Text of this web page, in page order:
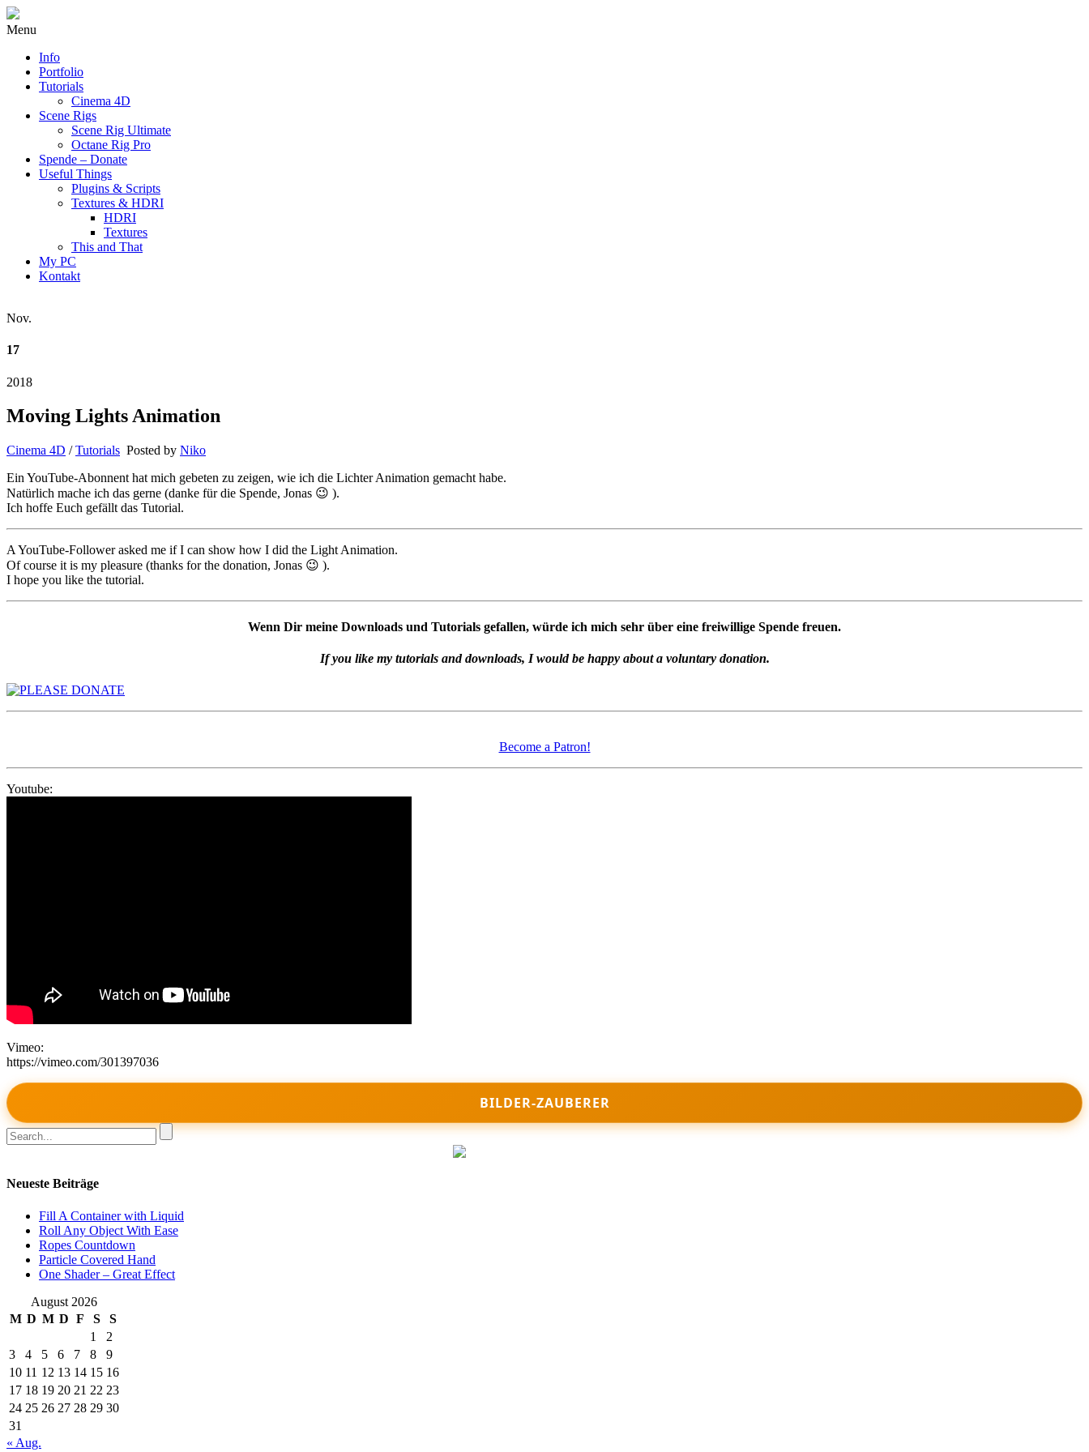
Menu
Info
Portfolio
Tutorials
Cinema 4D
Scene Rigs
Scene Rig Ultimate
Octane Rig Pro
Spende – Donate
Useful Things
Plugins & Scripts
Textures & HDRI
HDRI
Textures
This and That
My PC
Kontakt
Nov.
17
2018
Moving Lights Animation
Cinema 4D /Tutorials Posted by Niko
Ein YouTube-Abonnent hat mich gebeten zu zeigen, wie ich die Lichter Animation gemacht habe.
Natürlich mache ich das gerne (danke für die Spende, Jonas 😉 ).
Ich hoffe Euch gefällt das Tutorial.
A YouTube-Follower asked me if I can show how I did the Light Animation.
Of course it is my pleasure (thanks for the donation, Jonas 😉 ).
I hope you like the tutorial.
Wenn Dir meine Downloads und Tutorials gefallen, würde ich mich sehr über eine freiwillige Spende freuen.
If you like my tutorials and downloads, I would be happy about a voluntary donation.
Become a Patron!
Youtube:
Vimeo:
https://vimeo.com/301397036
BILDER-ZAUBERER
Neueste Beiträge
Fill A Container with Liquid
Roll Any Object With Ease
Ropes Countdown
Particle Covered Hand
One Shader – Great Effect
August 2026
M D M D F S
S
1
2
3
4 5 6 7 8
9
10 11 12 13 14 15 16
17 18 19 20 21 22 23
24 25 26 27 28 29 30
31
« Aug.